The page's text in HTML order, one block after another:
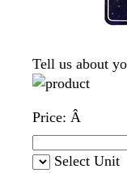
Tell us about
Price: Â
Select Unit